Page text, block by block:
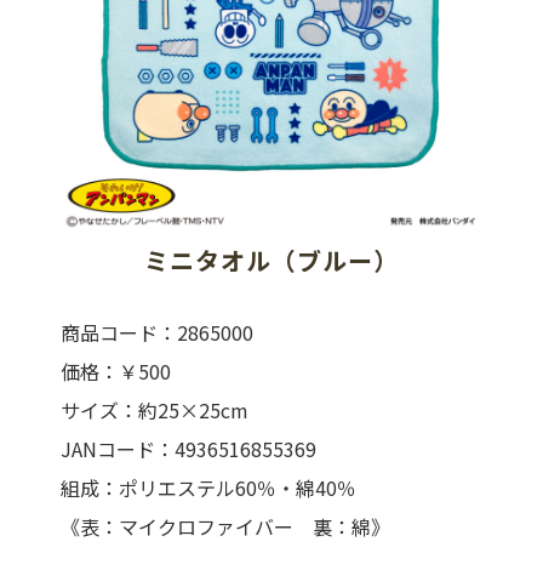
ミニタオル（ブルー）
商品コード：2865000
価格：￥500
サイズ：約25×25cm
JANコード：4936516855369
組成：ポリエステル60％・綿40％
《表：マイクロファイバー 裏：綿》